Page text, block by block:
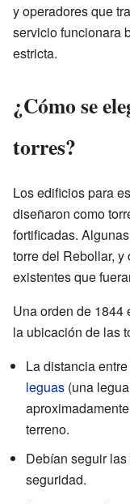
y operadores que
servicio funcionara
estricta.
¿Cómo se
torres?
Los edificios para
diseñaron como
fortificadas.
torre del Rebollar,
existentes que
Una orden de
la ubicación de las
La distancia
leguas (una
terreno.
Debían seguir las
seguridad.